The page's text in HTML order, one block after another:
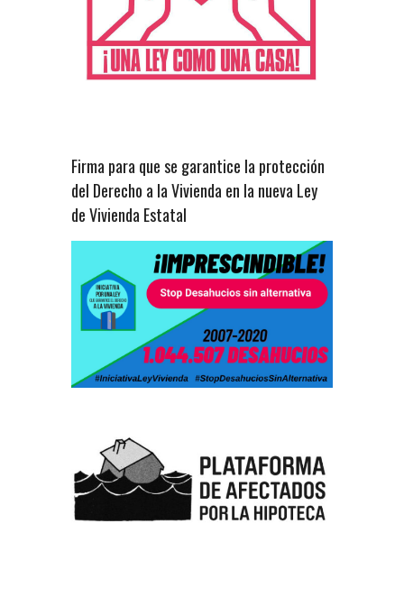
Firma para que se garantice la protección
del Derecho a la Vivienda en la nueva Ley
de Vivienda Estatal